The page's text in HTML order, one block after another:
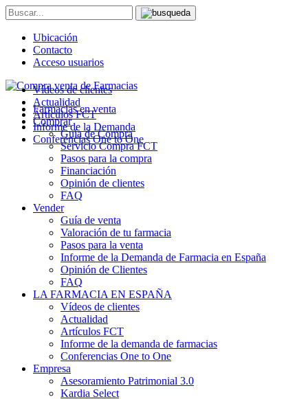
Ubicación
Contacto
Acceso usuarios
Farmacias en venta
Comprar
Guía de Compra
Servicio Compra FCT
Pasos para la compra
Financiación
Opinión de clientes
FAQ
Vender
Guía de venta
Valoración de tu farmacia
Pasos para la venta
Informe de la Demanda de Farmacia en España
Opinión de Clientes
FAQ
LA FARMACIA EN ESPAÑA
Vídeos de clientes
Actualidad
Artículos FCT
Informe de la demanda de farmacias
Conferencias One to One
Empresa
Asesoramiento Patrimonial 3.0
Kardia Select
Vídeos de clientes
Actualidad
Artículos FCT
Informe de la Demanda
Conferencias One to One